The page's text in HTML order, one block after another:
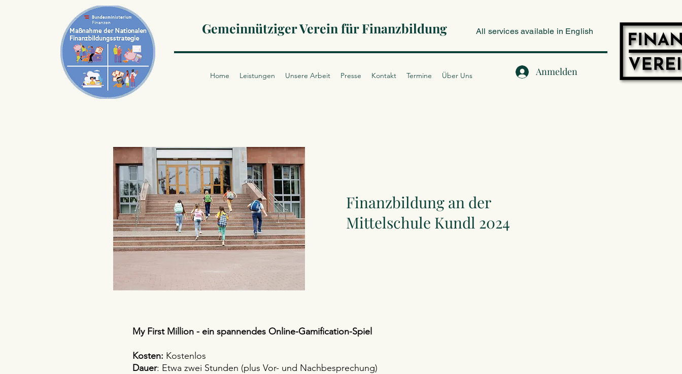
Gemeinnütziger Verein für Finanzbildung All services available in English
Home Leistungen Unsere Arbeit Presse Kontakt Termine Über Uns Anmelden
Finanzbildung an der
Mittelschule Kundl 2024
My First Million - ein spannendes Online-Gamification-Spiel
Kosten: Kostenlos
Dauer: Etwa zwei Stunden (plus Vor- und Nachbesprechung)